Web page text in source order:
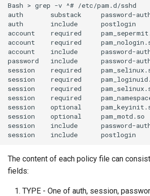
Bash > grep -v ^# /etc/pam.d/sshd
auth
substack
password-
auth
include
postlogin
account
required
account
required
account
include
password-
password
include
password-
session
required
session
required
session
required
session
required
session
optional
session
optional
pam_motd.so
session
include
password-
session
include
The content of each policy file can
fields:
TYPE - One of auth, session,